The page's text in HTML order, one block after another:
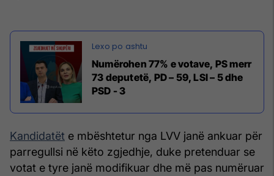
Numërohen 77% e votave, PS merr
73 deputetë, PD – 59, LSI – 5 dhe
PSD - 3
Kandidatët e mbështetur nga LVV janë ankuar për
parregullsi në këto zgjedhje, duke pretenduar se
votat e tyre janë modifikuar dhe më pas numëruar